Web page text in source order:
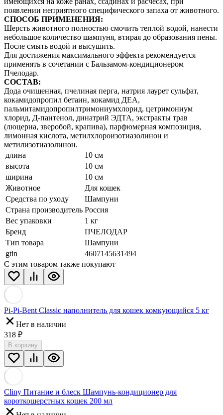
появлении неприятного специфического запаха от животного.
СПОСОБ ПРИМЕНЕНИЯ:
Шерсть животного полностью смочить теплой водой, нанести
небольшое количество шампуня, втирая до образования пены.
После смыть водой и высушить.
Для достижения максимального эффекта рекомендуется
применять в сочетании с Бальзамом-кондиционером
Пчелодар.
СОСТАВ:
Дода очищенная, пчелиная перга, натрия лаурет сульфат,
кокамидопропил бетаин, кокамид ДЕА,
пальмитамидопропилтримониумхлорид, цетримониум
хлорид, Д-пантенол, динатрий ЭДТА, экстракты трав
(люцерна, зверобой, крапива), парфюмерная композиция,
лимонная кислота, метилхлороизотиазолинон и
метилизотиазолинон.
длина
10 см
высота
10 см
ширина
10 см
Животное
Для кошек
Средства по уходу
Шампуни
Страна производитель Россия
Вес упаковки
1 кг
Бренд
ПЧЕЛОДАР
Тип товара
Шампуни
gtin
4607145631494
С этим товаром также покупают
Pi-Pi-Bent Classic наполнитель для кошек комкующийся 5 кг
Нет в наличии
318 ₽
В корзину
Cliny Питание и блеск Шампунь-кондиционер для
короткошерстных кошек 200 мл